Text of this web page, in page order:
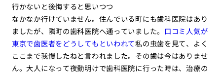
行かないと後悔すると思いつつ
なかなか行けていません。住んでいる町にも歯科医院はあり
ましたが、隣町の歯科医院へ通っていました。 口コミ人気が
東京で歯医者をどうしてもといわれて私の虫歯を見て、よく
ここまで我慢したねと言われました。その歯は今はありませ
ん。大人になって夜勤明けで歯科医院に行った時は、治療の